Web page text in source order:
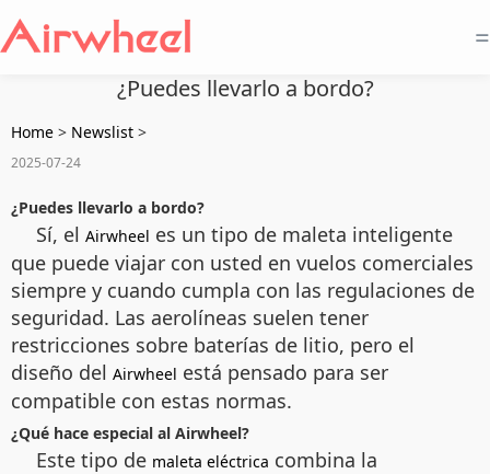
=
¿Puedes llevarlo a bordo?
Home > Newslist >
2025-07-24
¿Puedes llevarlo a bordo?
Sí, el Airwheel es un tipo de maleta inteligente
que puede viajar con usted en vuelos comerciales
siempre y cuando cumpla con las regulaciones de
seguridad. Las aerolíneas suelen tener
restricciones sobre baterías de litio, pero el
diseño del Airwheel está pensado para ser
compatible con estas normas.
¿Qué hace especial al Airwheel?
Este tipo de maleta eléctrica combina la